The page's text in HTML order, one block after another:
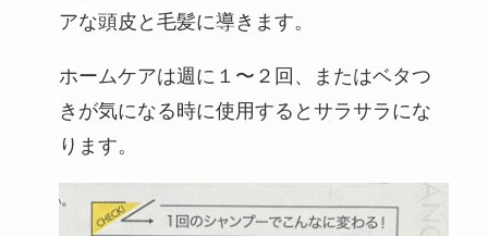
アな頭皮と毛髪に導きます。
ホームケアは週に１〜２回、またはベタつ
きが気になる時に使用するとサラサラにな
ります。